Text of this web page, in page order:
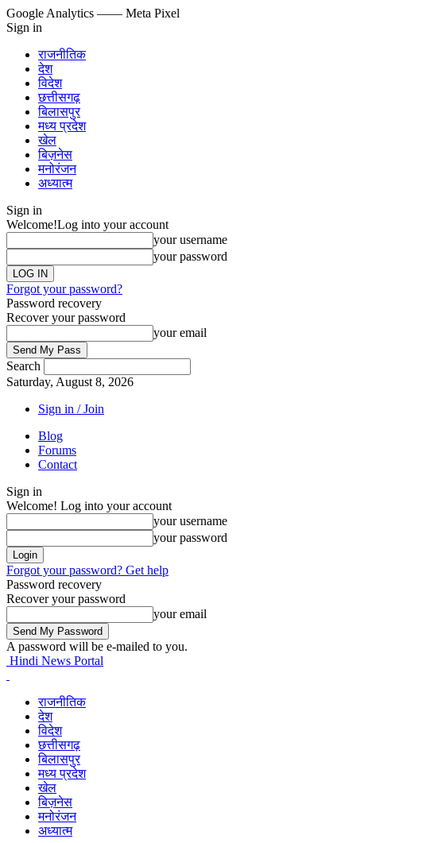
Google Analytics —— Meta Pixel
Sign in
राजनीतिक
देश
विदेश
छत्तीसगढ़
बिलासपुर
मध्य प्रदेश
खेल
बिज़नेस
मनोरंजन
अध्यात्म
Sign in
Welcome!Log into your account
your username
your password
Forgot your password?
Password recovery
Recover your password
your email
Search
Saturday, August 8, 2026
Sign in / Join
Blog
Forums
Contact
Sign in
Welcome! Log into your account
your username
your password
Forgot your password? Get help
Password recovery
Recover your password
your email
A password will be e-mailed to you.
Hindi News Portal
राजनीतिक
देश
विदेश
छत्तीसगढ़
बिलासपुर
मध्य प्रदेश
खेल
बिज़नेस
मनोरंजन
अध्यात्म